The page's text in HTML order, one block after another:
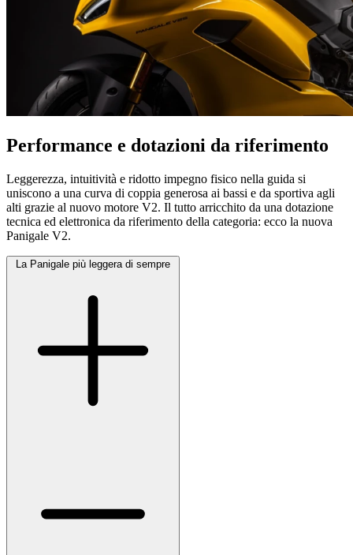
Performance e dotazioni da riferimento
Leggerezza, intuitività e ridotto impegno fisico nella guida si
uniscono a una curva di coppia generosa ai bassi e da sportiva agli
alti grazie al nuovo motore V2. Il tutto arricchito da una dotazione
tecnica ed elettronica da riferimento della categoria: ecco la nuova
Panigale V2.
La Panigale più leggera di sempre